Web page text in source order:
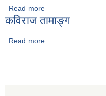
Read more
कविराज तामाङ्ग
Read more